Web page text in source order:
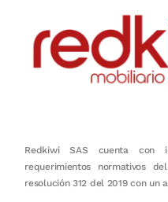
Redkiwi SAS cuenta con
requerimientos normativos
resolución 312 del 2019 con un